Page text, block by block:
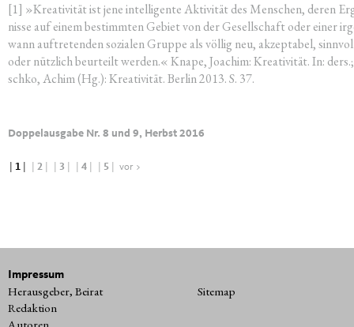
[1] »Krea­ti­vi­tät ist jene intel­li­gen­te Akti­vi­tät des Men­schen, deren
nis­se auf einem bestimm­ten Gebiet von der Gesell­schaft oder einer
wann auf­tre­ten­den sozia­len Grup­pe als völ­lig neu, akzep­ta­bel,
oder nütz­lich beur­teilt wer­den.« Kna­pe, Joa­chim: Krea­ti­vi­tät. In:
sch­ko, Achim (Hg.): Krea­ti­vi­tät. Ber­lin 2013. S. 37.
Doppelausgabe Nr. 8 und 9, Herbst 2016
1 2 3 4 5 vor >
Impressum
Herausgeber, Beirat
Redaktion
Sitemap